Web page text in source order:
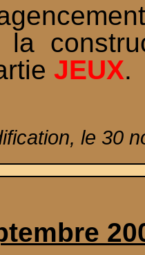
la
JEUX.
le 30